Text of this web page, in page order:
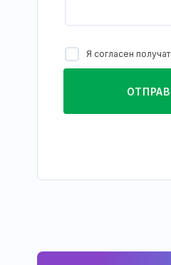
Я согласен